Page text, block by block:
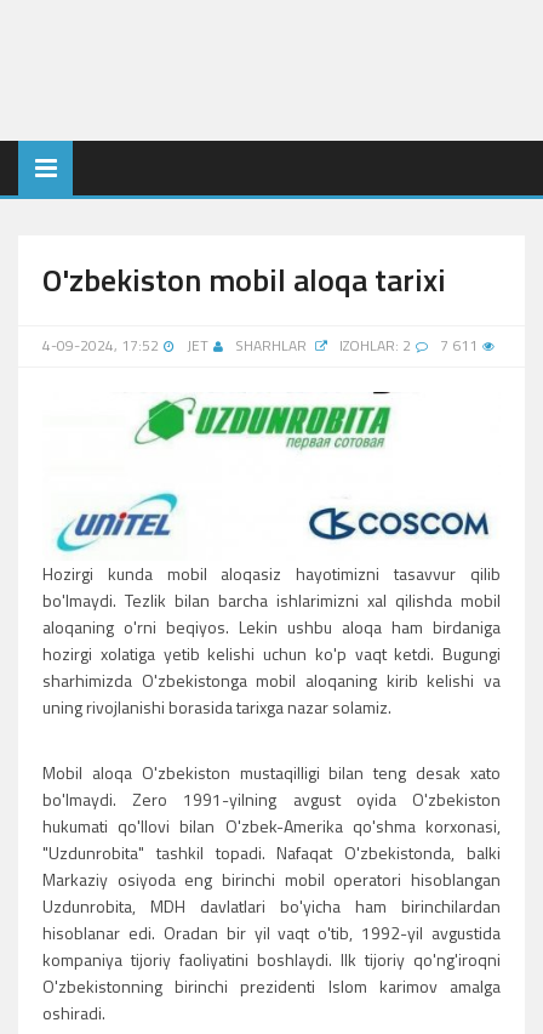
O'zbekiston mobil aloqa tarixi
4-09-2024, 17:52 JET SHARHLAR IZOHLAR: 2 7 611
Hozirgi kunda mobil aloqasiz hayotimizni tasavvur qilib
bo'lmaydi. Tezlik bilan barcha ishlarimizni xal qilishda mobil
aloqaning o'rni beqiyos. Lekin ushbu aloqa ham birdaniga
hozirgi xolatiga yetib kelishi uchun ko'p vaqt ketdi. Bugungi
sharhimizda O'zbekistonga mobil aloqaning kirib kelishi va
uning rivojlanishi borasida tarixga nazar solamiz.
Mobil aloqa O'zbekiston mustaqilligi bilan teng desak xato
bo'lmaydi. Zero 1991-yilning avgust oyida O'zbekiston
hukumati qo'llovi bilan O'zbek-Amerika qo'shma korxonasi,
"Uzdunrobita" tashkil topadi. Nafaqat O'zbekistonda, balki
Markaziy osiyoda eng birinchi mobil operatori hisoblangan
Uzdunrobita, MDH davlatlari bo'yicha ham birinchilardan
hisoblanar edi. Oradan bir yil vaqt o'tib, 1992-yil avgustida
kompaniya tijoriy faoliyatini boshlaydi. Ilk tijoriy qo'ng'iroqni
O'zbekistonning birinchi prezidenti Islom karimov amalga
oshiradi.